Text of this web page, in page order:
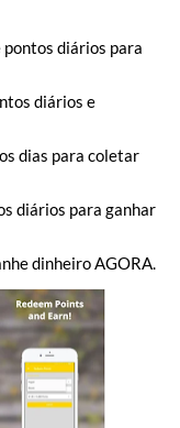
diários para
diários e
dias para coletar
diários para ganhar
dinheiro AGORA.